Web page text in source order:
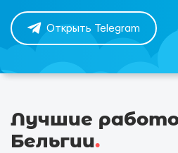
Открыть Telegram
Лучшие
Бельгии.